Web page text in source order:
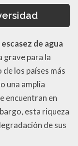
de agua
grave para la
los países más
una amplia
encuentran en
esta riqueza
de sus